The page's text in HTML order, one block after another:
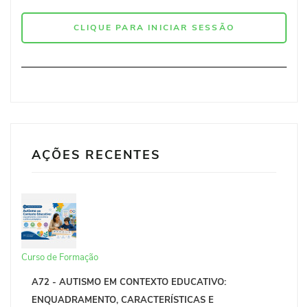
CLIQUE PARA INICIAR SESSÃO
AÇÕES RECENTES
Curso de Formação
A72 - AUTISMO EM CONTEXTO EDUCATIVO:
ENQUADRAMENTO, CARACTERÍSTICAS E